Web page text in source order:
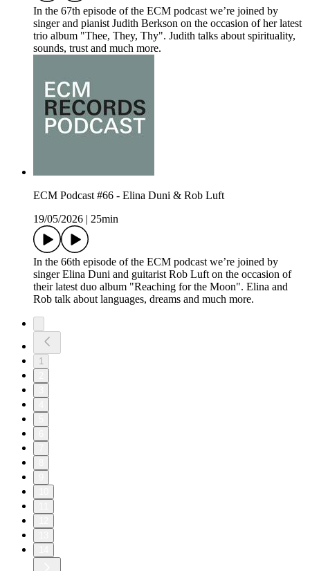
In the 67th episode of the ECM podcast we’re joined by
singer and pianist Judith Berkson on the occasion of her latest
trio album "Thee, They, Thy". Judith talks about spirituality,
sounds, trust and much more.
ECM Podcast #66 - Elina Duni & Rob Luft
19/05/2026
25min
In the 66th episode of the ECM podcast we’re joined by
singer Elina Duni and guitarist Rob Luft on the occasion of
their latest duo album "Reaching for the Moon". Elina and
Rob talk about languages, dreams and much more.
1